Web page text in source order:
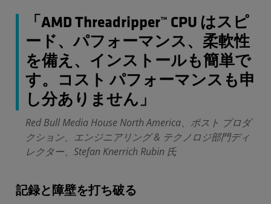
「AMD Threadripper™ CPU はスピ
ード、パフォーマンス、柔軟性
を備え、インストールも簡単で
す。コスト パフォーマンスも申
し分ありません」
Red Bull Media House North America、ポスト プロダ
クション、エンジニアリング & テクノロジ部門ディ
レクター、Stefan Knerrich Rubin 氏
記録と障壁を打ち破る